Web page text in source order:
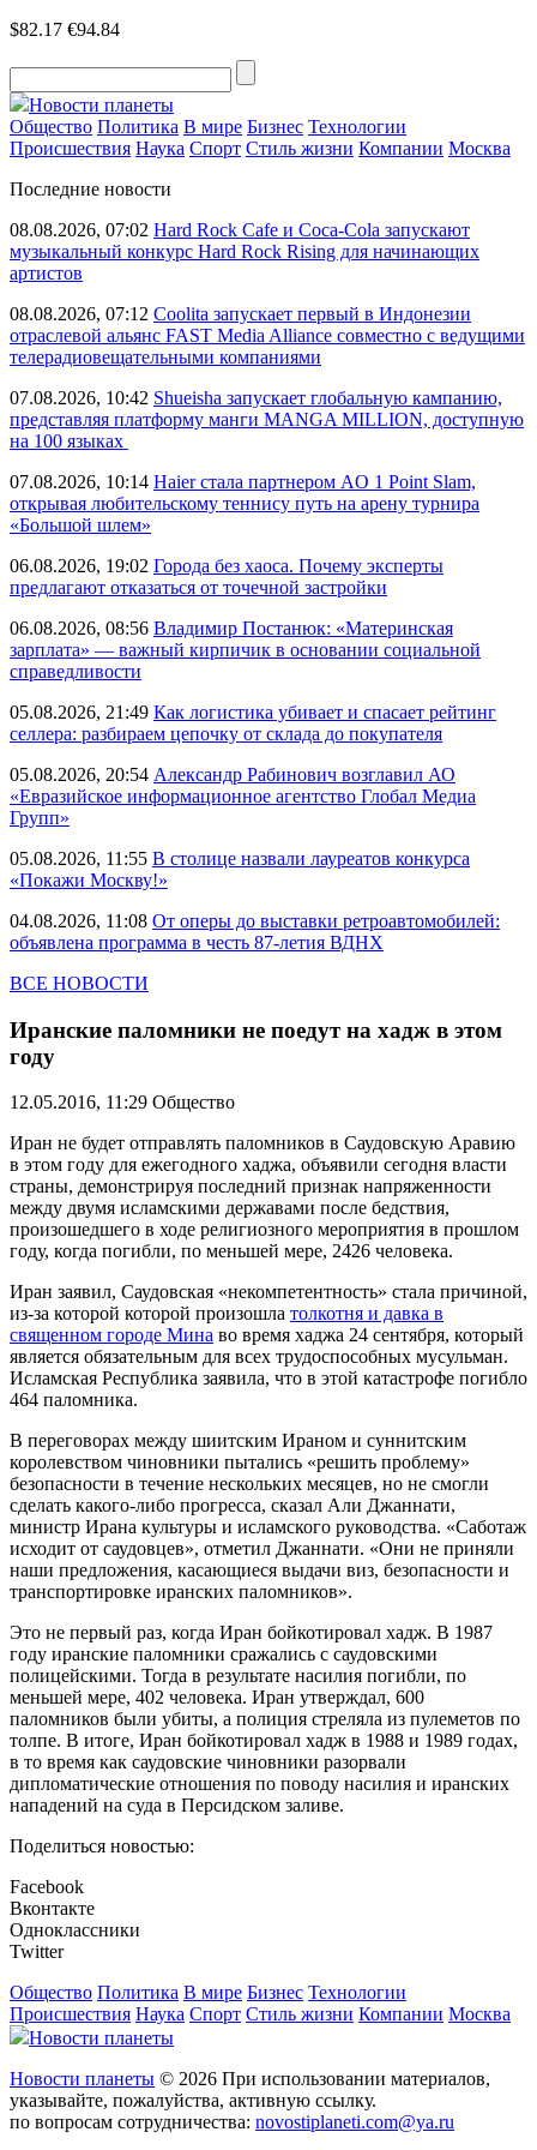
$82.17 €94.84
Новости планеты
Общество Политика В мире Бизнес Технологии
Происшествия Наука Спорт Стиль жизни Компании Москва
Последние новости
08.08.2026, 07:02 Hard Rock Cafe и Coca-Cola запускают
музыкальный конкурс Hard Rock Rising для начинающих
артистов
08.08.2026, 07:12 Coolita запускает первый в Индонезии
отраслевой альянс FAST Media Alliance совместно с ведущими
телерадиовещательными компаниями
07.08.2026, 10:42 Shueisha запускает глобальную кампанию,
представляя платформу манги MANGA MILLION, доступную
на 100 языках
07.08.2026, 10:14 Haier стала партнером AO 1 Point Slam,
открывая любительскому теннису путь на арену турнира
«Большой шлем»
06.08.2026, 19:02 Города без хаоса. Почему эксперты
предлагают отказаться от точечной застройки
06.08.2026, 08:56 Владимир Постанюк: «Материнская
зарплата» — важный кирпичик в основании социальной
справедливости
05.08.2026, 21:49 Как логистика убивает и спасает рейтинг
селлера: разбираем цепочку от склада до покупателя
05.08.2026, 20:54 Александр Рабинович возглавил АО
«Евразийское информационное агентство Глобал Медиа
Групп»
05.08.2026, 11:55 В столице назвали лауреатов конкурса
«Покажи Москву!»
04.08.2026, 11:08 От оперы до выставки ретроавтомобилей:
объявлена программа в честь 87-летия ВДНХ
ВСЕ НОВОСТИ
Иранские паломники не поедут на хадж в этом
году
12.05.2016, 11:29 Общество
Иран не будет отправлять паломников в Саудовскую Аравию
в этом году для ежегодного хаджа, объявили сегодня власти
страны, демонстрируя последний признак напряженности
между двумя исламскими державами после бедствия,
произошедшего в ходе религиозного мероприятия в прошлом
году, когда погибли, по меньшей мере, 2426 человека.
Иран заявил, Саудовская «некомпетентность» стала причиной,
из-за которой которой произошла толкотня и давка в
священном городе Мина во время хаджа 24 сентября, который
является обязательным для всех трудоспособных мусульман.
Исламская Республика заявила, что в этой катастрофе погибло
464 паломника.
В переговорах между шиитским Ираном и суннитским
королевством чиновники пытались «решить проблему»
безопасности в течение нескольких месяцев, но не смогли
сделать какого-либо прогресса, сказал Али Джаннати,
министр Ирана культуры и исламского руководства. «Саботаж
исходит от саудовцев», отметил Джаннати. «Они не приняли
наши предложения, касающиеся выдачи виз, безопасности и
транспортировке иранских паломников».
Это не первый раз, когда Иран бойкотировал хадж. В 1987
году иранские паломники сражались с саудовскими
полицейскими. Тогда в результате насилия погибли, по
меньшей мере, 402 человека. Иран утверждал, 600
паломников были убиты, а полиция стреляла из пулеметов по
толпе. В итоге, Иран бойкотировал хадж в 1988 и 1989 годах,
в то время как саудовские чиновники разорвали
дипломатические отношения по поводу насилия и иранских
нападений на суда в Персидском заливе.
Поделиться новостью:
Facebook
Вконтакте
Одноклассники
Twitter
Общество Политика В мире Бизнес Технологии
Происшествия Наука Спорт Стиль жизни Компании Москва
Новости планеты
Новости планеты © 2026 При использовании материалов,
указывайте, пожалуйства, активную ссылку.
по вопросам сотрудничества: novostiplaneti.com@ya.ru